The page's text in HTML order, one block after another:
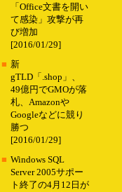
「Office文書を開い
て感染」攻撃が再
び増加
[2016/01/29]
■ 新
gTLD「.shop」、
49億円でGMOが落
札、Amazonや
Googleなどに競り
勝つ
[2016/01/29]
■ Windows SQL
Server 2005サポー
ト終了の4月12日が